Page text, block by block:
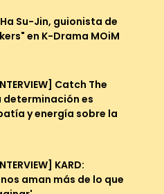
Su-Jin, guionista de
en K-Drama MOiM
Catch The
determinación es
y energía sobre la
KARD:
aman más de lo que